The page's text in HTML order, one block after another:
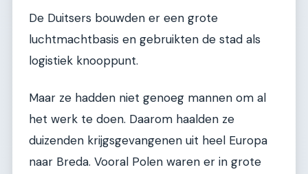
De Duitsers bouwden er een grote
luchtmachtbasis en gebruikten de stad als
logistiek knooppunt.
Maar ze hadden niet genoeg mannen om al
het werk te doen. Daarom haalden ze
duizenden krijgsgevangenen uit heel Europa
naar Breda. Vooral Polen waren er in grote